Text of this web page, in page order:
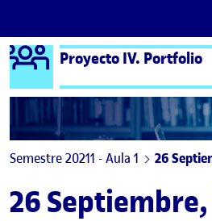
Saltar al contenido
Logo Ágora
Proyecto IV. Portfolio
Semestre 20211 - Aula 1 26
26 Septiembre,